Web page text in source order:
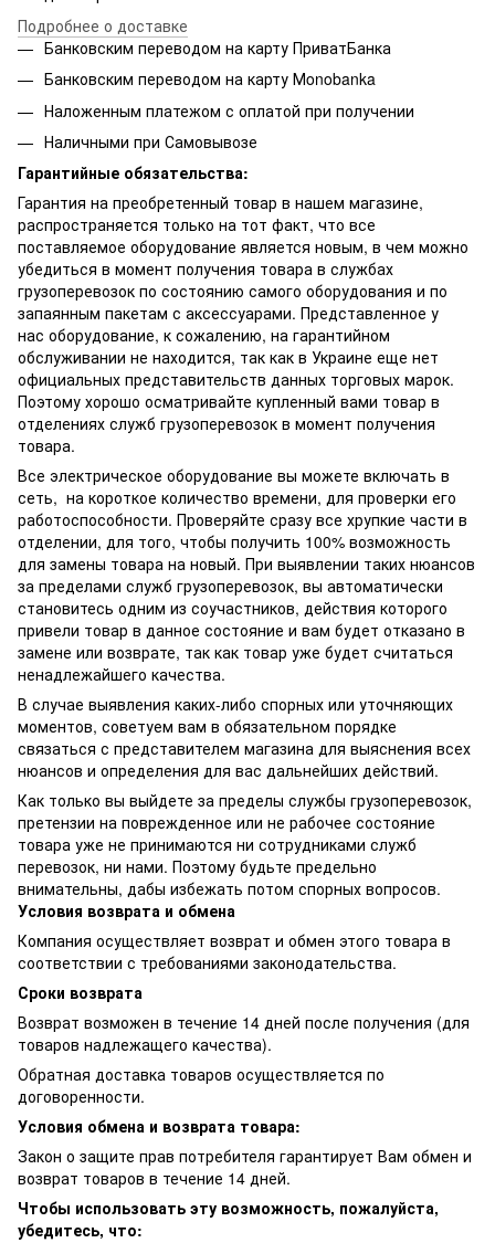
Подробнее о доставке
Банковским переводом на карту ПриватБанка
Банковским переводом на карту Мonobanka
Наложенным платежом с оплатой при получении
Наличными при Самовывозе
Гарантийные обязательства:
Гарантия на преобретенный товар в нашем магазине,
распространяется только на тот факт, что все
поставляемое оборудование является новым, в чем можно
убедиться в момент получения товара в службах
грузоперевозок по состоянию самого оборудования и по
запаянным пакетам с аксессуарами. Представленное у
нас оборудование, к сожалению, на гарантийном
обслуживании не находится, так как в Украине еще нет
официальных представительств данных торговых марок.
Поэтому хорошо осматривайте купленный вами товар в
отделениях служб грузоперевозок в момент получения
товара.
Все электрическое оборудование вы можете включать в
сеть, на короткое количество времени, для проверки его
работоспособности. Проверяйте сразу все хрупкие части в
отделении, для того, чтобы получить 100% возможность
для замены товара на новый. При выявлении таких нюансов
за пределами служб грузоперевозок, вы автоматически
становитесь одним из соучастников, действия которого
привели товар в данное состояние и вам будет отказано в
замене или возврате, так как товар уже будет считаться
ненадлежайшего качества.
В случае выявления каких-либо спорных или уточняющих
моментов, советуем вам в обязательном порядке
связаться с представителем магазина для выяснения всех
нюансов и определения для вас дальнейших действий.
Как только вы выйдете за пределы службы грузоперевозок,
претензии на поврежденное или не рабочее состояние
товара уже не принимаются ни сотрудниками служб
перевозок, ни нами. Поэтому будьте предельно
внимательны, дабы избежать потом спорных вопросов.
Условия возврата и обмена
Компания осуществляет возврат и обмен этого товара в
соответствии с требованиями законодательства.
Сроки возврата
Возврат возможен в течение 14 дней после получения (для
товаров надлежащего качества).
Обратная доставка товаров осуществляется по
договоренности.
Условия обмена и возврата товара:
Закон о защите прав потребителя гарантирует Вам обмен и
возврат товаров в течение 14 дней.
Чтобы использовать эту возможность, пожалуйста,
убедитесь, что: